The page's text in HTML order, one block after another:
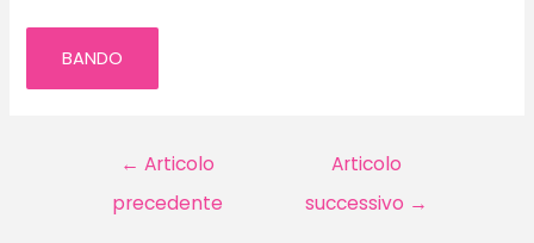
BANDO
Navigazione
← Articolo
precedente
Articolo
successivo →